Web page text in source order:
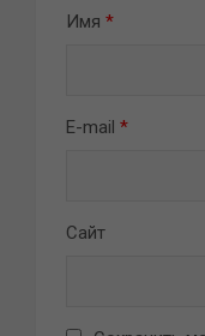
Имя *
E-mail *
Сайт